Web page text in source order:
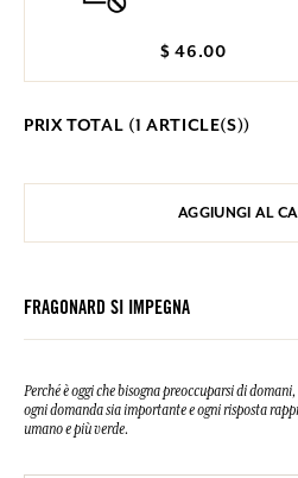
$ 46.00
PRIX TOTAL (1 ARTICLE(S))
AGGIUNGI AL
FRAGONARD SI IMPEGNA
Perché è oggi che bisogna preoccuparsi di
ogni domanda sia importante e ogni risposta
umano e più verde.